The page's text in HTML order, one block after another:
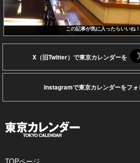
この記事が気に入ったらいいね
X（旧Twitter）で東京カレンダーを
Instagramで東京カレンダーをフォ